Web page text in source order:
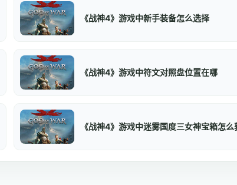
《战神4》游戏中新手装备怎么选择
《战神4》游戏中符文对照盘位置在哪
《战神4》游戏中迷雾国度三女神宝箱怎么